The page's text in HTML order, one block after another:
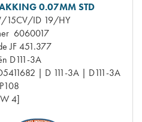
0.07MM STD
15CV/ID 19/HY
6060017
JF451.377
D111-3A
| D 111-3A | D111-3A
4]